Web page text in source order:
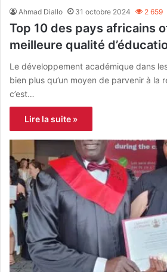
Ahmad Diallo 31 octobre 2024 2 659
Top 10 des pays africains
meilleure qualité
Le développement académique dans
bien plus qu’un moyen de parvenir à la
c’est…
Lire la suite »